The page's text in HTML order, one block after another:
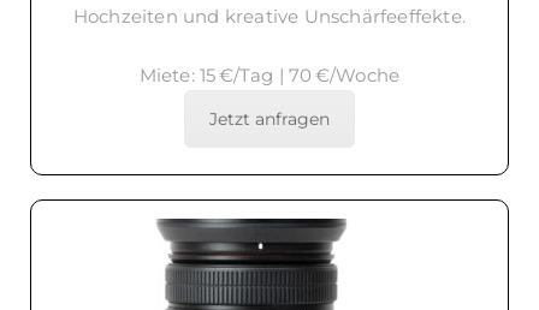
Hochzeiten und kreative Unschärfeeffekte.
Miete: 15 €/Tag | 70 €/Woche
Jetzt anfragen